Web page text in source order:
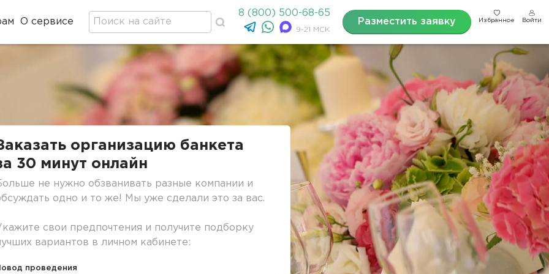
О сервисе
8 (800) 500-68-65
9-21 МСК
Разместить заявку Избранное Войти
организацию банкета
30 минут онлайн
не нужно обзванивать разные компании и
одно и то же! Мы уже сделали это за вас.
свои предпочтения и получите подборку
вариантов в личном кабинете:
проведения